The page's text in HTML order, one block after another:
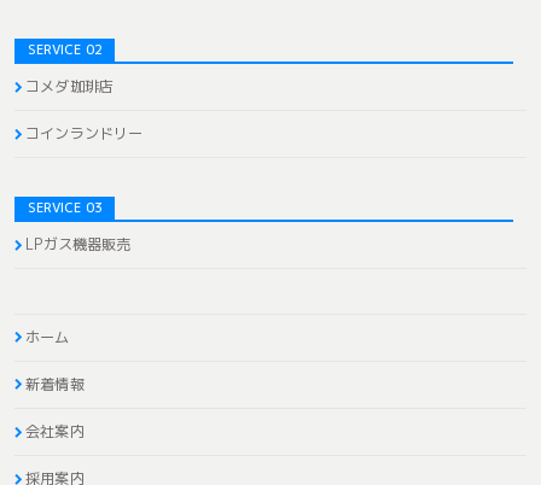
SERVICE 02
コメダ珈琲店
コインランドリー
SERVICE 03
LPガス機器販売
ホーム
新着情報
会社案内
採用案内